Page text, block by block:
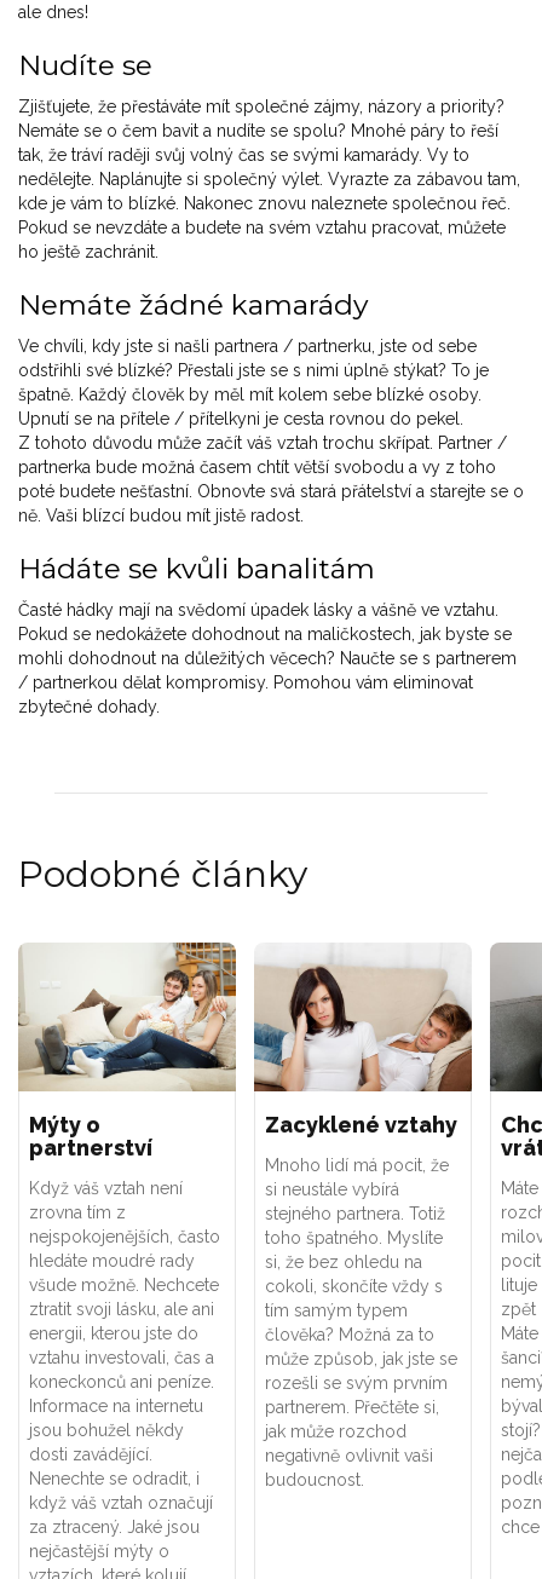
ale dnes!
Nudíte se
Zjišťujete, že přestáváte mít společné zájmy, názory a priority?
Nemáte se o čem bavit a nudíte se spolu? Mnohé páry to řeší
tak, že tráví raději svůj volný čas se svými kamarády. Vy to
nedělejte. Naplánujte si společný výlet. Vyrazte za zábavou tam,
kde je vám to blízké. Nakonec znovu naleznete společnou řeč.
Pokud se nevzdáte a budete na svém vztahu pracovat, můžete
ho ještě zachránit.
Nemáte žádné kamarády
Ve chvíli, kdy jste si našli partnera / partnerku, jste od sebe
odstřihli své blízké? Přestali jste se s nimi úplně stýkat? To je
špatně. Každý člověk by měl mít kolem sebe blízké osoby.
Upnutí se na přítele / přítelkyni je cesta rovnou do pekel.
Z tohoto důvodu může začít váš vztah trochu skřípat. Partner /
partnerka bude možná časem chtít větší svobodu a vy z toho
poté budete nešťastní. Obnovte svá stará přátelství a starejte se o
ně. Vaši blízcí budou mít jistě radost.
Hádáte se kvůli banalitám
Časté hádky mají na svědomí úpadek lásky a vášně ve vztahu.
Pokud se nedokážete dohodnout na maličkostech, jak byste se
mohli dohodnout na důležitých věcech? Naučte se s partnerem
/ partnerkou dělat kompromisy. Pomohou vám eliminovat
zbytečné dohady.
Podobné články
Mýty o
partnerství
Když váš vztah není
zrovna tím z
nejspokojenějších, často
hledáte moudré rady
všude možně. Nechcete
ztratit svoji lásku, ale ani
energii, kterou jste do
vztahu investovali, čas a
koneckonců ani peníze.
Informace na internetu
jsou bohužel někdy
dosti zavádějící.
Nenechte se odradit, i
když váš vztah označují
za ztracený. Jaké jsou
nejčastější mýty o
Zacyklené vztahy
Mnoho lidí má pocit, že
si neustále vybírá
stejného partnera. Totiž
toho špatného. Myslíte
si, že bez ohledu na
cokoli, skončíte vždy s
tím samým typem
člověka? Možná za to
může způsob, jak jste se
rozešli se svým prvním
partnerem. Přečtěte si,
jak může rozchod
negativně ovlivnit vaši
budoucnost.
lituje
zpět